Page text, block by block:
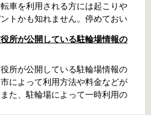
車を利用される方には起こりや
トかも知れません。停めておい
になってしまうかも知れませ
役立つ情報をまとめました。事
きましょう。 守口市で撤去され
転車大日保管所 住所 守口市大日
3番地 電話 06-6902-2340（業務
所が公開している駐輪場情報の
所が公開している駐輪場情報の
によって利用方法や料金などが
た、駐輪場によって一時利用の